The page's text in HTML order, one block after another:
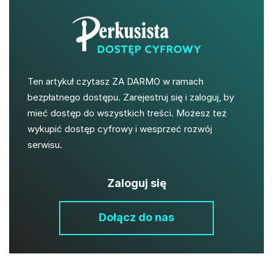
Ten artykuł czytasz ZA DARMO w ramach
bezpłatnego dostępu. Zarejestruj się i zaloguj, by
mieć dostęp do wszystkich treści. Możesz też
wykupić dostęp cyfrowy i wesprzeć rozwój
serwisu.
Zaloguj się
Dołącz do nas